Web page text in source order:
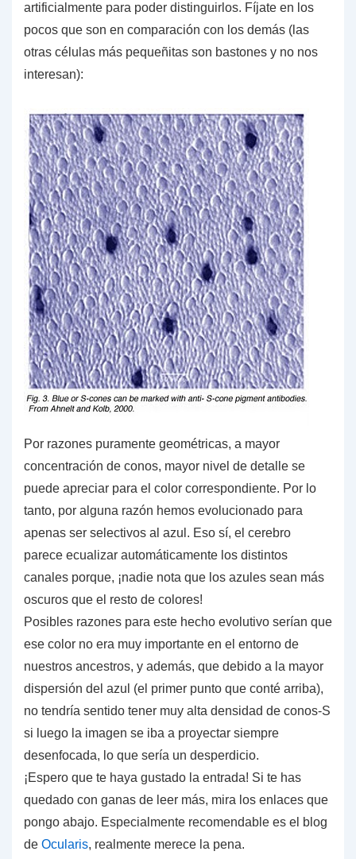
artificialmente para poder distinguirlos. Fíjate en los
pocos que son en comparación con los demás (las
otras células más pequeñitas son bastones y no nos
interesan):
Por razones puramente geométricas, a mayor
concentración de conos, mayor nivel de detalle se
puede apreciar para el color correspondiente. Por lo
tanto, por alguna razón hemos evolucionado para
apenas ser selectivos al azul. Eso sí, el cerebro
parece ecualizar automáticamente los distintos
canales porque, ¡nadie nota que los azules sean más
oscuros que el resto de colores!
Posibles razones para este hecho evolutivo serían que
ese color no era muy importante en el entorno de
nuestros ancestros, y además, que debido a la mayor
dispersión del azul (el primer punto que conté arriba),
no tendría sentido tener muy alta densidad de conos-S
si luego la imagen se iba a proyectar siempre
desenfocada, lo que sería un desperdicio.
¡Espero que te haya gustado la entrada! Si te has
quedado con ganas de leer más, mira los enlaces que
pongo abajo. Especialmente recomendable es el blog
de Ocularis, realmente merece la pena.